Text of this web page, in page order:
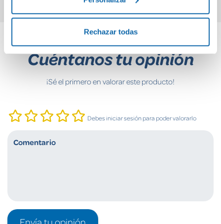
Rechazar todas
Cuéntanos tu opinión
¡Sé el primero en valorar este producto!
Debes iniciar sesión para poder valorarlo
Envía tu opinión